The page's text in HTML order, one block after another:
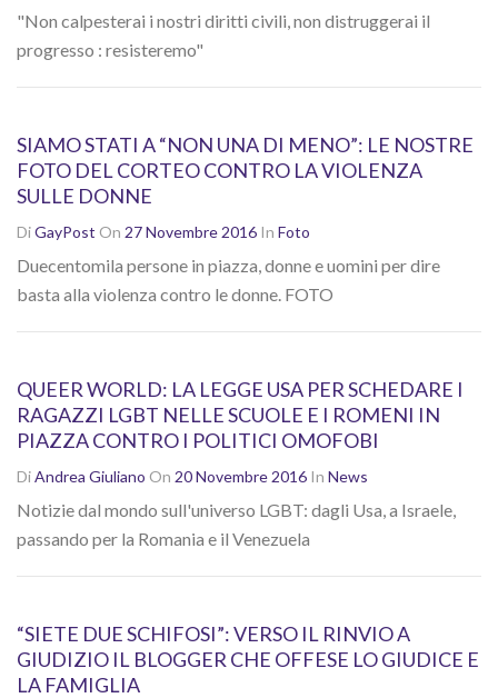
"Non calpesterai i nostri diritti civili, non distruggerai il
progresso : resisteremo"
SIAMO STATI A “NON UNA DI MENO”: LE NOSTRE
FOTO DEL CORTEO CONTRO LA VIOLENZA
SULLE DONNE
DiGayPost On 27 Novembre 2016 In Foto
Duecentomila persone in piazza, donne e uomini per dire
basta alla violenza contro le donne. FOTO
QUEER WORLD: LA LEGGE USA PER SCHEDARE I
RAGAZZI LGBT NELLE SCUOLE E I ROMENI IN
PIAZZA CONTRO I POLITICI OMOFOBI
DiAndrea Giuliano On 20 Novembre 2016 In News
Notizie dal mondo sull'universo LGBT: dagli Usa, a Israele,
passando per la Romania e il Venezuela
“SIETE DUE SCHIFOSI”: VERSO IL RINVIO A
GIUDIZIO IL BLOGGER CHE OFFESE LO GIUDICE E
LA FAMIGLIA